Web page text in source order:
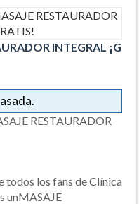
INTEGRAL
todos los fans de Clínica
unMASAJE